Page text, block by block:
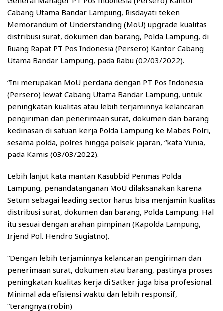
Cabang Utama Bandar Lampung, Risdayati teken
Memorandum of Understanding (MoU) upgrade kualitas
distribusi surat, dokumen dan barang, Polda Lampung, di
Ruang Rapat PT Pos Indonesia (Persero) Kantor Cabang
Utama Bandar Lampung, pada Rabu (02/03/2022).
“Ini merupakan MoU perdana dengan PT Pos Indonesia
(Persero) lewat Cabang Utama Bandar Lampung, untuk
peningkatan kualitas atau lebih terjaminnya kelancaran
pengiriman dan penerimaan surat, dokumen dan barang
kedinasan di satuan kerja Polda Lampung ke Mabes Polri,
sesama polda, polres hingga polsek jajaran, “kata Yunia,
pada Kamis (03/03/2022).
Lebih lanjut kata mantan Kasubbid Penmas Polda
Lampung, penandatanganan MoU dilaksanakan karena
Setum sebagai leading sector harus bisa menjamin kualitas
distribusi surat, dokumen dan barang, Polda Lampung. Hal
itu sesuai dengan arahan pimpinan (Kapolda Lampung,
Irjend Pol. Hendro Sugiatno).
“Dengan lebih terjaminnya kelancaran pengiriman dan
penerimaan surat, dokumen atau barang, pastinya proses
peningkatan kualitas kerja di Satker juga bisa profesional.
Minimal ada efisiensi waktu dan lebih responsif,
“terangnya.(robin)